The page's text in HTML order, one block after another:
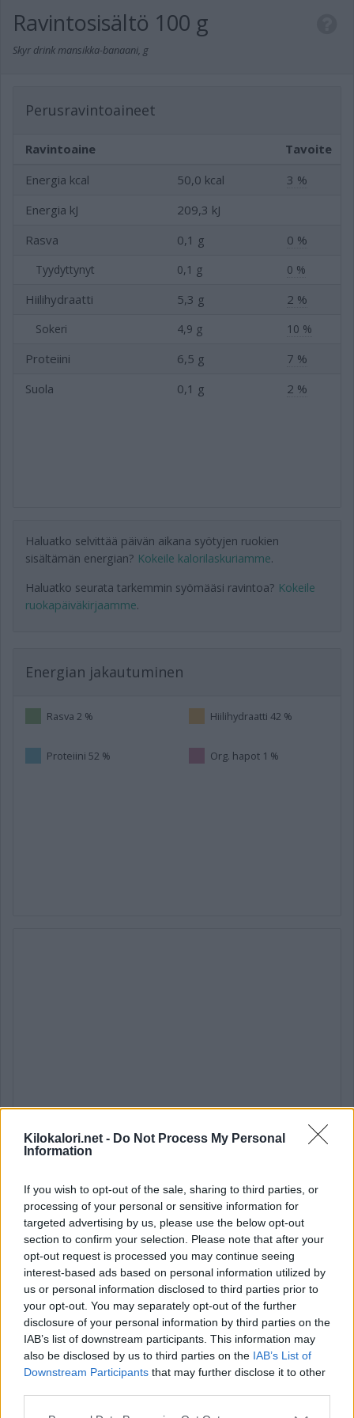
Kilokalori.net - Do Not Process My Personal
Information
If you wish to opt-out of the sale, sharing to third parties, or
processing of your personal or sensitive information for
targeted advertising by us, please use the below opt-out
section to confirm your selection. Please note that after your
opt-out request is processed you may continue seeing
interest-based ads based on personal information utilized by
us or personal information disclosed to third parties prior to
your opt-out. You may separately opt-out of the further
disclosure of your personal information by third parties on the
IAB’s list of downstream participants. This information may
also be disclosed by us to third parties on the IAB’s List of
Downstream Participants that may further disclose it to other
Ravintosisältö 100 g
Skyr drink mansikka-banaani, g
Perusravintoaineet
Ravintoaine
Tavoite
Energia kcal
50,0 kcal
3 %
Energia kJ
209,3 kJ
Rasva
0,1 g 0 %
Tyydyttynyt 0,1 g 0 %
Hiilihydraatti 5,3 g 2 %
Sokeri 4,9 g 10 %
Proteiini 6,5 g
7 %
Suola
0,1 g 2 %
Haluatko selvittää päivän aikana syötyjen ruokien
sisältämän energian? Kokeile kalorilaskuriamme.
Haluatko seurata tarkemmin syömääsi ravintoa? Kokeile
ruokapäiväkirjaamme.
Energian jakautuminen
Rasva 2 % Hiilihydraatti 42 %
Proteiini 52 % Org. hapot 1 %
Lähde: käyttäjien luoma (
virheelliset?Muokkaa tätä ruokaa
* Tavoite kertoo ravintoaineen määrän ja osuuden viittellisestä
päiväsaannista.Ravintoaineiden ja energian viitteellinen päiväsaanti
perustuusuomalaisiin ravitsemussuosituksiin.
Ravintoaineiden suositukset lasketaan tiedoilla: Aikuinen
keskivertokäyttäjä 2 000 kcal.
Vitamiinien, kivennäis- ja hivenaineiden suositukset lasketaan
tiedoilla:
Nainen 35 vuotta.
Muuta tietoja